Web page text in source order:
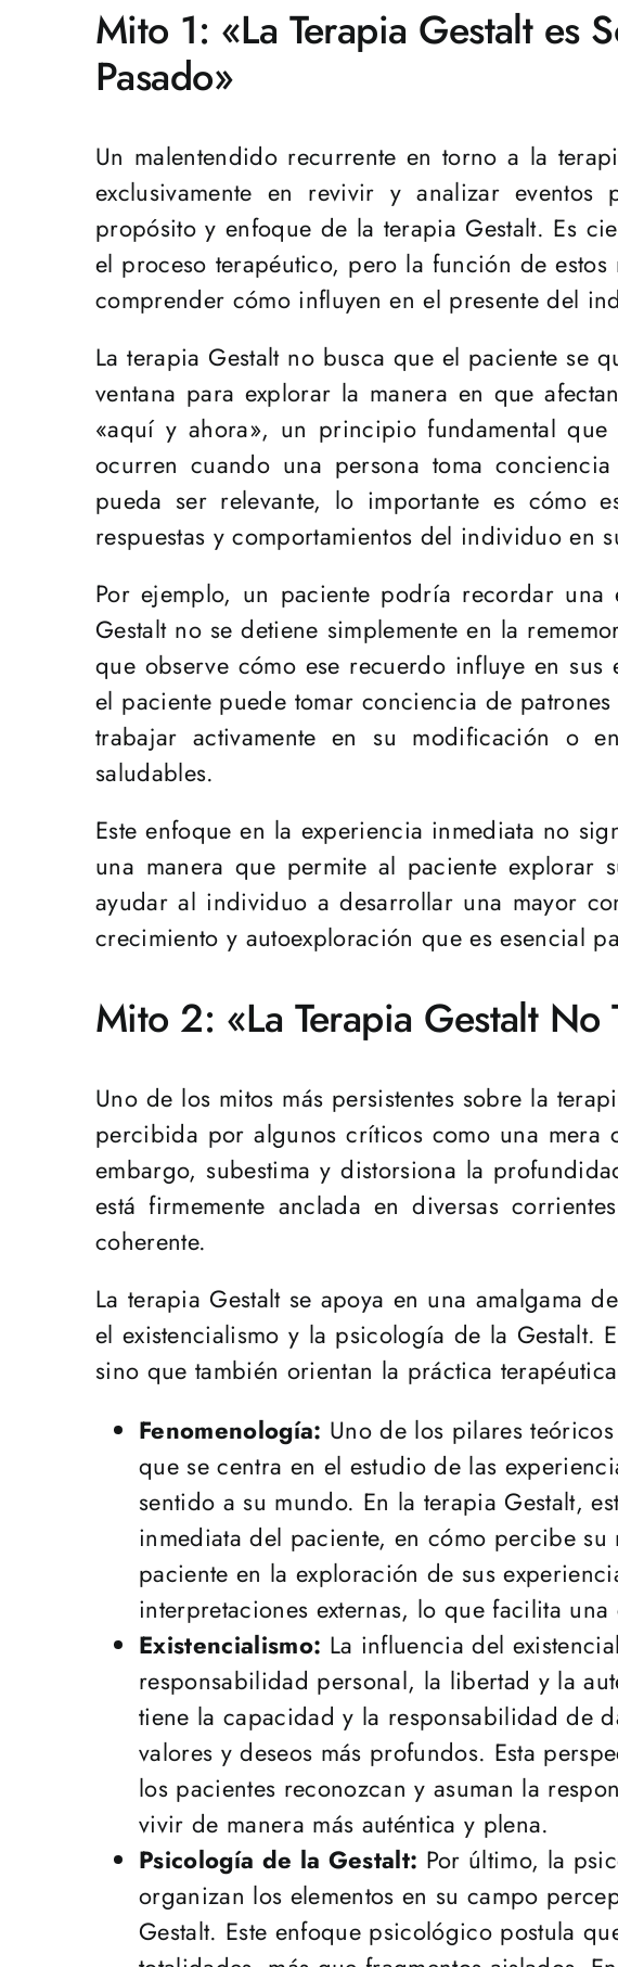
Mito 1: «La Terapia Gestalt es
Pasado»
Un malentendido recurrente en torno a la
exclusivamente en revivir y analizar
propósito y enfoque de la terapia Gestalt. Es
el proceso terapéutico, pero la función de
comprender cómo influyen en el presente del
La terapia Gestalt no busca que el paciente se
ventana para explorar la manera en que
«aquí y ahora», un principio fundamental
ocurren cuando una persona toma
pueda ser relevante, lo importante es cómo
respuestas y comportamientos del individuo en
Por ejemplo, un paciente podría recordar
Gestalt no se detiene simplemente en la
que observe cómo ese recuerdo influye en sus
el paciente puede tomar conciencia de
trabajar activamente en su modificación o
saludables.
Este enfoque en la experiencia inmediata no
una manera que permite al paciente
ayudar al individuo a desarrollar una mayor
crecimiento y autoexploración que es esencial
Mito 2: «La Terapia Gestalt
Uno de los mitos más persistentes sobre la
percibida por algunos críticos como una mera
embargo, subestima y distorsiona la
está firmemente anclada en diversas
coherente.
La terapia Gestalt se apoya en una amalgama
el existencialismo y la psicología de la Gestalt.
sino que también orientan la práctica
Fenomenología: Uno de los pilares
que se centra en el estudio de las
sentido a su mundo. En la terapia Gestalt,
inmediata del paciente, en cómo percibe su
paciente en la exploración de sus
interpretaciones externas, lo que facilita
Existencialismo: La influencia del
responsabilidad personal, la libertad y la
tiene la capacidad y la responsabilidad de
valores y deseos más profundos. Esta
los pacientes reconozcan y asuman la
vivir de manera más auténtica y plena.
Psicología de la Gestalt: Por último, la
organizan los elementos en su campo
Gestalt. Este enfoque psicológico postula